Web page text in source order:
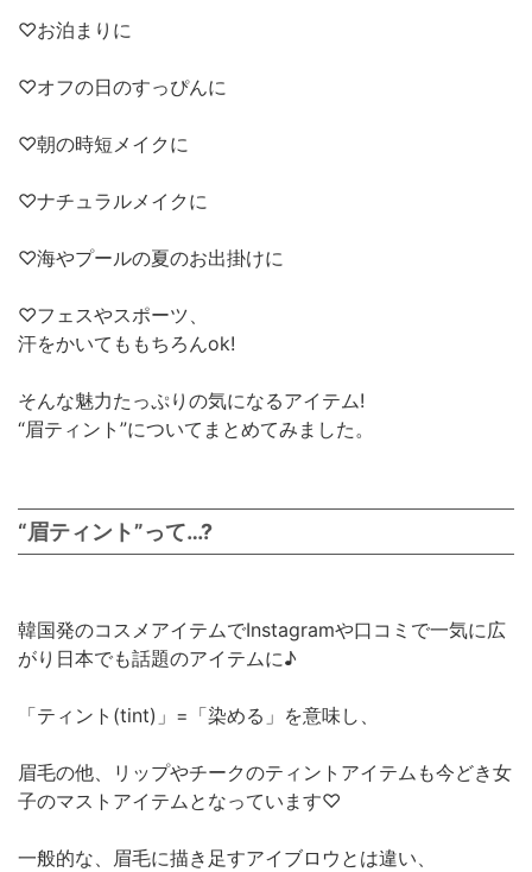
♡お泊まりに
♡オフの日のすっぴんに
♡朝の時短メイクに
♡ナチュラルメイクに
♡海やプールの夏のお出掛けに
♡フェスやスポーツ、
汗をかいてももちろんok!
そんな魅力たっぷりの気になるアイテム!
“眉ティント”についてまとめてみました。
“眉ティント”って…?
韓国発のコスメアイテムでInstagramや口コミで一気に広
がり日本でも話題のアイテムに♪
「ティント(tint)」=「染める」を意味し、
眉毛の他、リップやチークのティントアイテムも今どき女
子のマストアイテムとなっています♡
一般的な、眉毛に描き足すアイブロウとは違い、